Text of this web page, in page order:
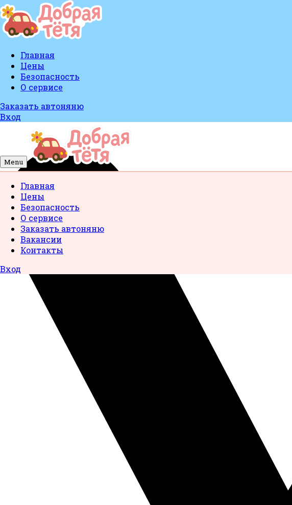
Главная
Цены
Безопасность
О сервисе
Заказать автоняню
Вход
Menu
Главная
Цены
Безопасность
О сервисе
Заказать автоняню
Вакансии
Контакты
Вход